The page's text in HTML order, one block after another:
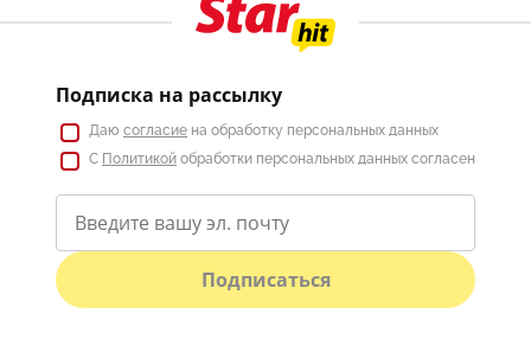
Подписка на рассылку
Даю согласие на обработку персональных данных
С Политикой обработки персональных данных согласен
Подписаться